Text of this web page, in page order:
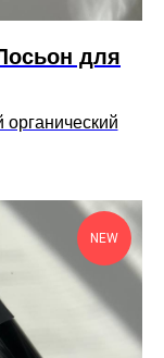
для
NEW